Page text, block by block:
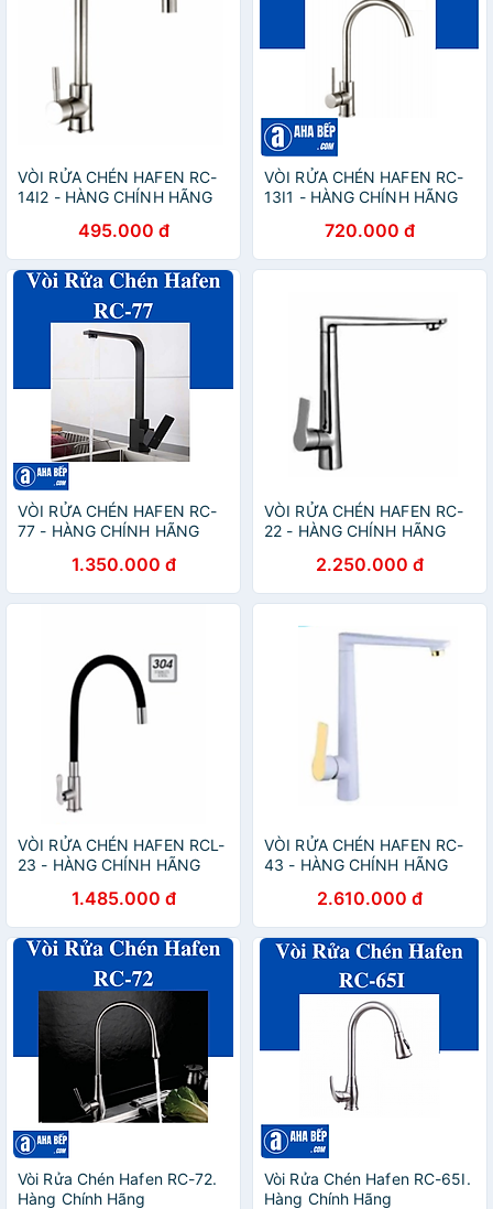
VÒI RỬA CHÉN HAFEN RC-
14I2 - HÀNG CHÍNH HÃNG
495.000 đ
VÒI RỬA CHÉN HAFEN RC-
13I1 - HÀNG CHÍNH HÃNG
720.000 đ
VÒI RỬA CHÉN HAFEN RC-
77 - HÀNG CHÍNH HÃNG
1.350.000 đ
VÒI RỬA CHÉN HAFEN RC-
22 - HÀNG CHÍNH HÃNG
2.250.000 đ
VÒI RỬA CHÉN HAFEN RCL-
23 - HÀNG CHÍNH HÃNG
1.485.000 đ
VÒI RỬA CHÉN HAFEN RC-
43 - HÀNG CHÍNH HÃNG
2.610.000 đ
Vòi Rửa Chén Hafen RC-72.
Hàng Chính Hãng
Vòi Rửa Chén Hafen RC-65I.
Hàng Chính Hãng